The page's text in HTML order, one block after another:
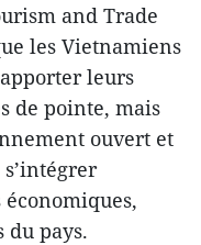
and Trade
les Vietnamiens
leurs
de pointe, mais
ouvert et
du pays.